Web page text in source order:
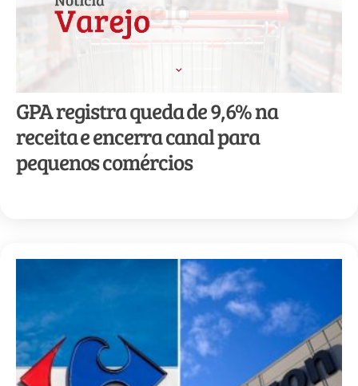
GPA registra queda de 9,6% na
receita e encerra canal para
pequenos comércios